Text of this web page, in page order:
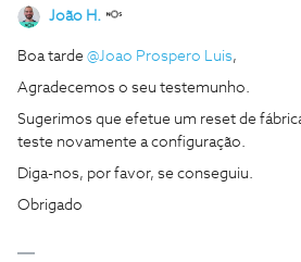
João H.
Boa tarde @Joao Prospero Luis,
Agradecemos o seu testemunho.
Sugerimos que efetue um reset de
teste novamente a configuração.
Diga-nos, por favor, se conseguiu.
Obrigado